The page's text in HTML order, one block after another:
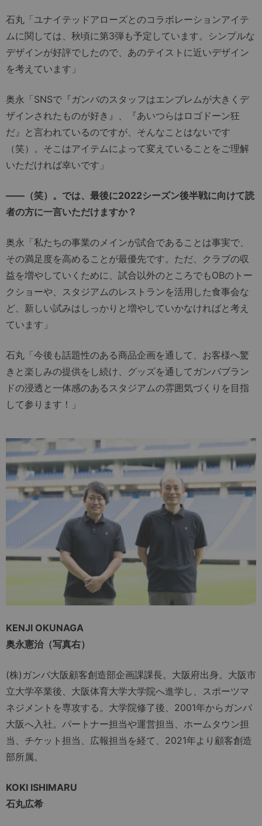
石丸「ユナイテッドアローズとのコラボレーションアイテ
ムに関しては、秋頃に第3弾も予定しています。シンプルな
デザインが好評でしたので、あのテイストに近いデザイン
を考えています」
奥永「SNSで『ガンバのスタッフはエンブレムが大きくデ
ザインされたものが好き』、『あいつらはロゴドーン狂
だ』と言われているのですが、そんなことはないです
（笑）。そこはアイテムによって変えていることをご理解
いただければ幸いです」
――（笑）。では、最後に2022シーズン後半戦に向けて読
者の方に一言いただけますか？
奥永「私たちの事業のメインが試合であることは事実で、
その満足度を高めることが最優先です。ただ、クラブの収
益を増やしていくために、試合以外のところでもOBのトー
クショーや、スタジアムのレストランを活用した食事会な
ど、新しい試みはしっかりと増やしていかなければと考え
ています」
石丸「今後も話題性のある商品企画を通して、お客様へ驚
きと楽しみの提供をし続け、グッズを通してガンバブラン
ドの浸透と一体感のあるスタジアムの雰囲気づくりを目指
して参ります！」
KENJI OKUNAGA
奥永憲治（写真右）
(株)ガンバ大阪顧客創造部企画課課長。大阪府出身。大阪市
立大学卒業後、大阪体育大学大学院へ進学し、スポーツマ
ネジメントを専攻する。大学院修了後、2001年からガンバ
大阪へ入社。パートナー担当や運営担当、ホームタウン担
当、チケット担当、広報担当を経て、2021年より顧客創造
部所属。
KOKI ISHIMARU
石丸広希